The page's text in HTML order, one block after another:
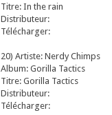
Titre: In the rain
Distributeur:
Télécharger:
20) Artiste: Nerdy Chimps
Album: Gorilla Tactics
Titre: Gorilla Tactics
Distributeur:
Télécharger: